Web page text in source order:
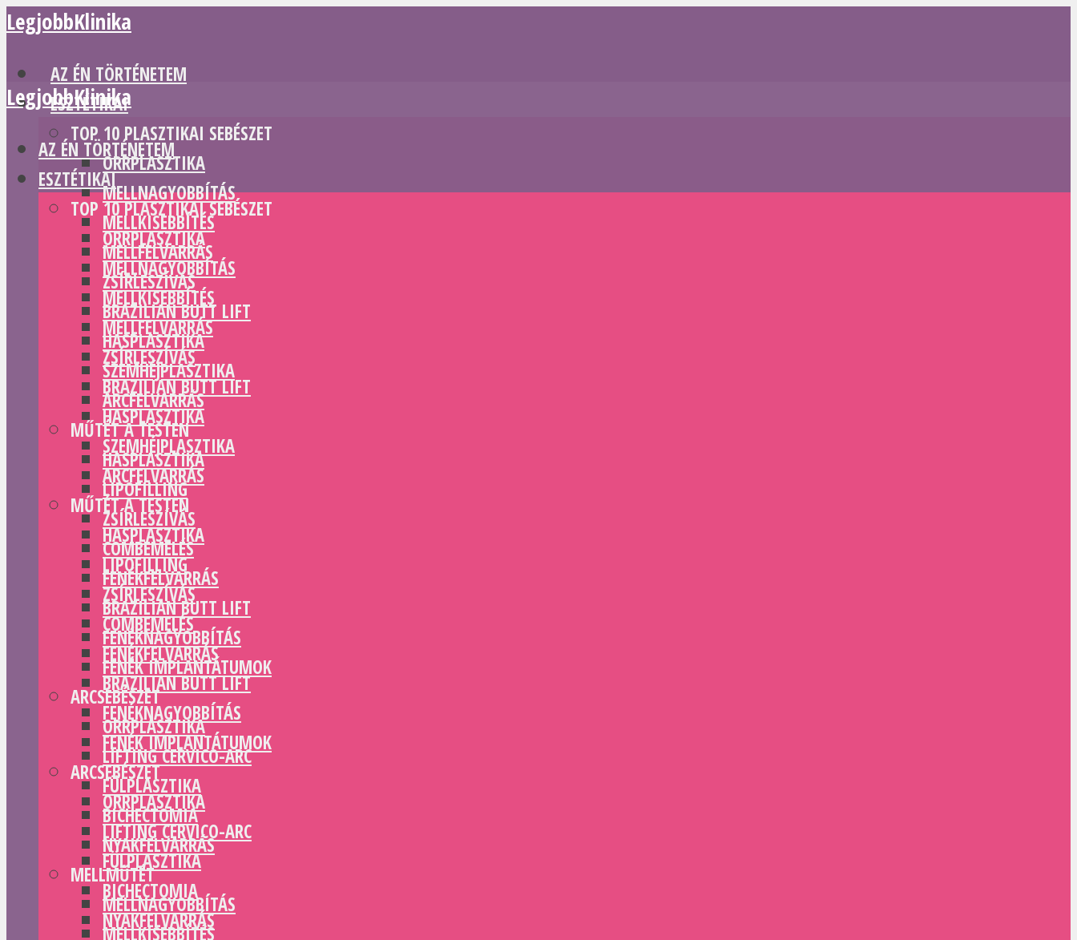
LegjobbKlinika
AZ ÉN TÖRTÉNETEM
ESZTÉTIKAI
TOP 10 PLASZTIKAI SEBÉSZET
ORRPLASZTIKA
MELLNAGYOBBÍTÁS
MELLKISEBBÍTÉS
MELLFELVARRÁS
ZSÍRLESZÍVÁS
BRAZILIAN BUTT LIFT
HASPLASZTIKA
SZEMHÉJPLASZTIKA
ARCFELVARRÁS
MŰTÉT A TESTEN
HASPLASZTIKA
LIPOFILLING
ZSÍRLESZÍVÁS
COMBEMELÉS
FENÉKFELVARRÁS
BRAZILIAN BUTT LIFT
FENÉKNAGYOBBÍTÁS
FENÉK IMPLANTÁTUMOK
ARCSEBÉSZET
ORRPLASZTIKA
LIFTING CERVICO-ARC
FÜLPLASZTIKA
BICHECTOMIA
NYAKFELVARRÁS
MELLMŰTÉT
MELLNAGYOBBÍTÁS
MELLKISEBBÍTÉS
LegjobbKlinika
AZ ÉN TÖRTÉNETEM
ESZTÉTIKAI
TOP 10 PLASZTIKAI SEBÉSZET
ORRPLASZTIKA
MELLNAGYOBBÍTÁS
MELLKISEBBÍTÉS
MELLFELVARRÁS
ZSÍRLESZÍVÁS
BRAZILIAN BUTT LIFT
HASPLASZTIKA
SZEMHÉJPLASZTIKA
ARCFELVARRÁS
MŰTÉT A TESTEN
HASPLASZTIKA
LIPOFILLING
ZSÍRLESZÍVÁS
COMBEMELÉS
FENÉKFELVARRÁS
BRAZILIAN BUTT LIFT
FENÉKNAGYOBBÍTÁS
FENÉK IMPLANTÁTUMOK
ARCSEBÉSZET
ORRPLASZTIKA
LIFTING CERVICO-ARC
FÜLPLASZTIKA
BICHECTOMIA
NYAKFELVARRÁS